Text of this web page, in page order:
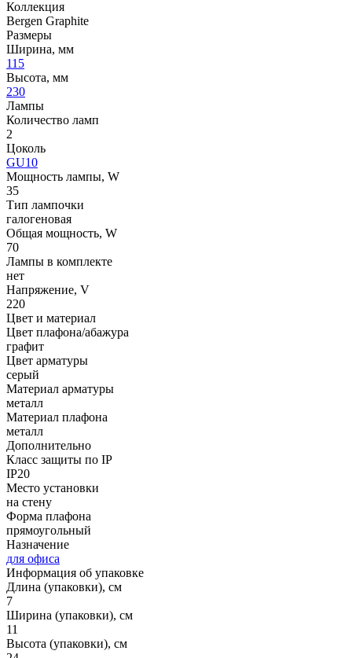
Коллекция
Bergen Graphite
Размеры
Ширина, мм
115
Высота, мм
230
Лампы
Количество ламп
2
Цоколь
GU10
Мощность лампы, W
35
Тип лампочки
галогеновая
Общая мощность, W
70
Лампы в комплекте
нет
Напряжение, V
220
Цвет и материал
Цвет плафона/абажура
графит
Цвет арматуры
серый
Материал арматуры
металл
Материал плафона
металл
Дополнительно
Класс защиты по IP
IP20
Место установки
на стену
Форма плафона
прямоугольный
Назначение
для офиса
Информация об упаковке
Длина (упаковки), см
7
Ширина (упаковки), см
11
Высота (упаковки), см